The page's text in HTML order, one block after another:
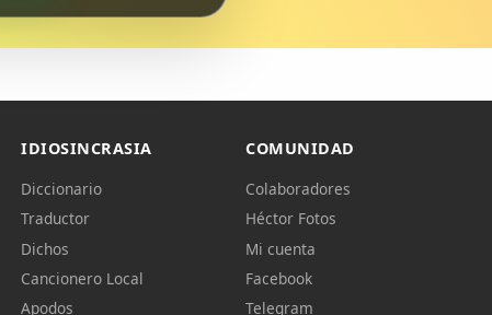
IDIOSINCRASIA
Diccionario
Traductor
Dichos
Cancionero Local
Apodos
COMUNIDAD
Colaboradores
Héctor Fotos
Mi cuenta
Facebook
Telegram